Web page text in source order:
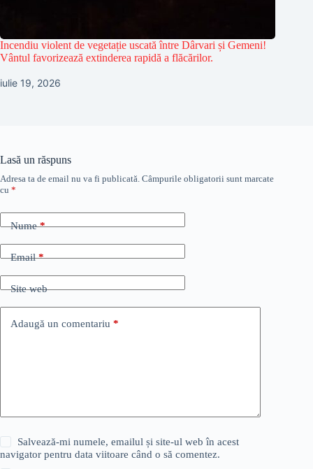
Incendiu violent de vegetație uscată între Dârvari și Gemeni!
Vântul favorizează extinderea rapidă a flăcărilor.
iulie 19, 2026
Lasă un răspuns
Adresa ta de email nu va fi publicată. Câmpurile obligatorii sunt marcate
cu *
Nume*
Email*
Site web
Adaugă un comentariu *
Salvează-mi numele, emailul și site-ul web în acest
navigator pentru data viitoare când o să comentez.